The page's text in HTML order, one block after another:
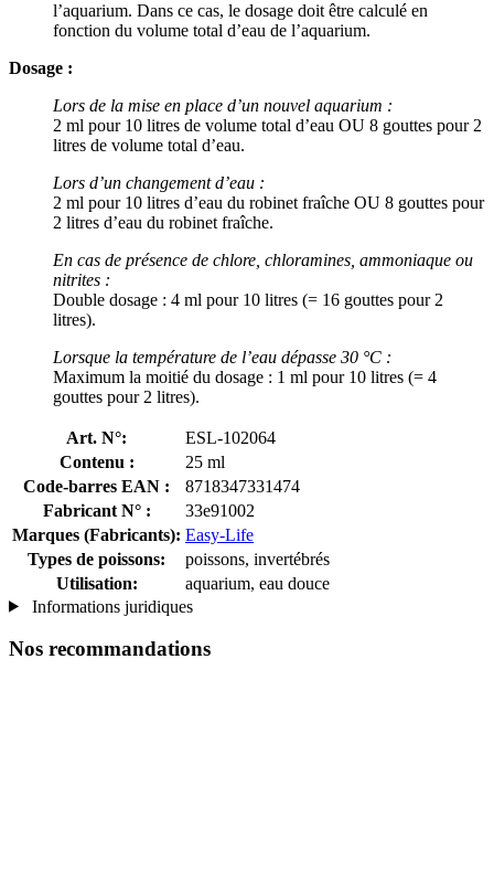
l’aquarium. Dans ce cas, le dosage doit être calculé en
fonction du volume total d’eau de l’aquarium.
Dosage :
Lors de la mise en place d’un nouvel aquarium :
2 ml pour 10 litres de volume total d’eau OU 8 gouttes pour 2
litres de volume total d’eau.
Lors d’un changement d’eau :
2 ml pour 10 litres d’eau du robinet fraîche OU 8 gouttes pour
2 litres d’eau du robinet fraîche.
En cas de présence de chlore, chloramines, ammoniaque ou
nitrites :
Double dosage : 4 ml pour 10 litres (= 16 gouttes pour 2
litres).
Lorsque la température de l’eau dépasse 30 °C :
Maximum la moitié du dosage : 1 ml pour 10 litres (= 4
gouttes pour 2 litres).
Art. N°:
ESL-102064
Contenu :
25 ml
Code-barres EAN :
8718347331474
Fabricant N° :
33e91002
Marques (Fabricants): Easy-Life
Types de poissons:
poissons, invertébrés
Utilisation:
aquarium, eau douce
Informations juridiques
Nos recommandations